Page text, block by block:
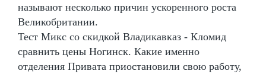
называют несколько причин ускоренного роста
Великобритании.
Тест Микс со скидкой Владикавказ - Кломид
сравнить цены Ногинск. Какие именно
отделения Привата приостановили свою работу,